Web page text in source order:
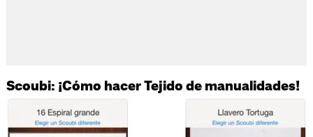
Scoubi: ¡Cómo hacer Tejido de manualidades!